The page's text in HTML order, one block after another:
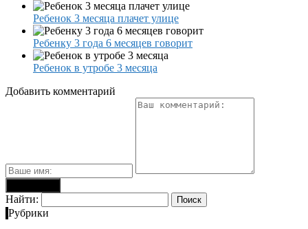
Ребенок 3 месяца плачет улице
Ребенку 3 года 6 месяцев говорит
Ребенок в утробе 3 месяца
Добавить комментарий
Найти:
Рубрики